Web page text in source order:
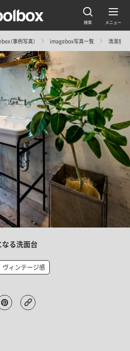
（事例写真） imagebox写真一覧 清潔感
る洗面台
ヴィンテージ感